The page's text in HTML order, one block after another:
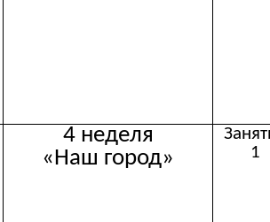
4 неделя
«Наш город»
1